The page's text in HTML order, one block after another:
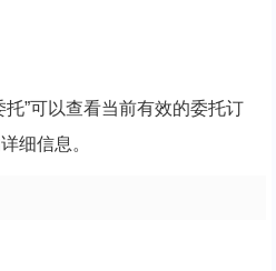
”可以查看当前有效的委托订
细信息。